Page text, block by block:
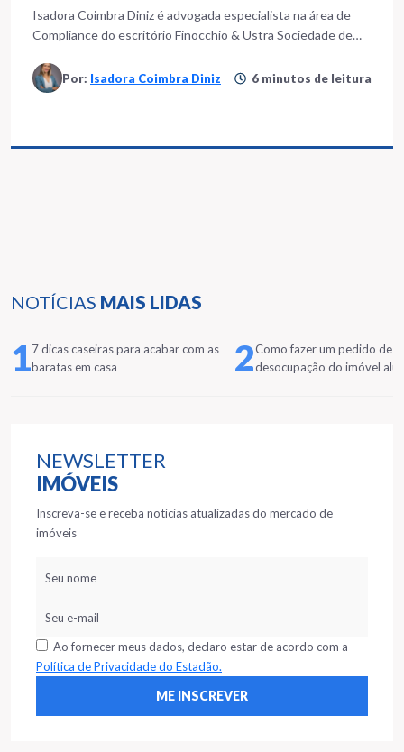
NOTÍCIAS MAIS LIDAS
17 dicas caseiras para acabar com as
baratas em casa
2Como fazer um pedido de
desocupação do imóvel
NEWSLETTER
IMÓVEIS
Inscreva-se e receba notícias atualizadas do mercado de
imóveis
Ao fornecer meus dados, declaro estar de acordo com a
Política de Privacidade do Estadão.
Isadora Coimbra Diniz é advogada especialista na área de
Compliance do escritório Finocchio & Ustra Sociedade de
especialista da área contratual imobiliária do escritório
Finocchio & Ustra
Por: Isadora Coimbra Diniz 6 minutos de leitura